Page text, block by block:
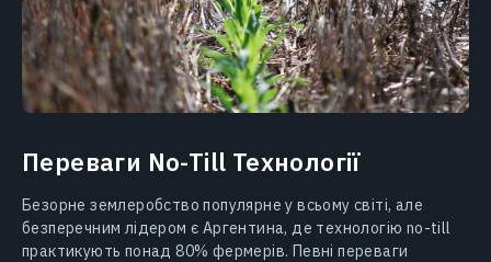
Переваги No-Till Технології
Безорне землеробство популярне у всьому світі, але
безперечним лідером є Аргентина, де технологію no-till
практикують понад 80% фермерів. Певні переваги